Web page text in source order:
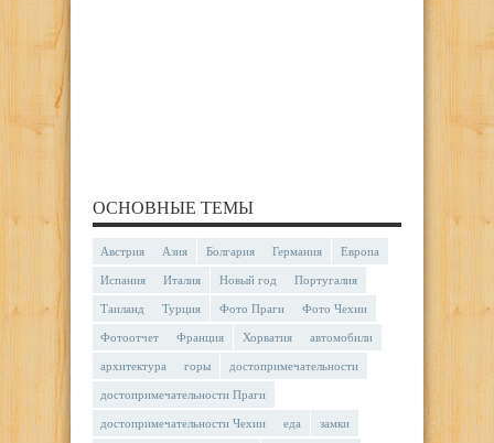
ОСНОВНЫЕ ТЕМЫ
Австрия Азия Болгария Германия Европа
Испания Италия Новый год Португалия
Таиланд Турция Фото Праги Фото Чехии
Фотоотчет Франция Хорватия автомобили
архитектура горы достопримечательности
достопримечательности Праги
достопримечательности Чехии еда замки